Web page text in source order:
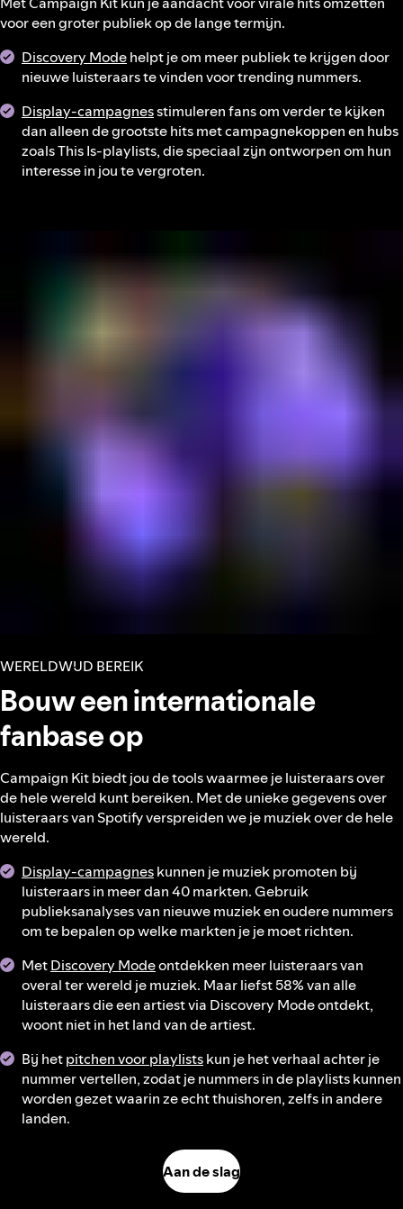
voor een groter publiek op de lange termijn.
Discovery Modehelpt je om meer publiek te krijgen door
nieuwe luisteraars te vinden voor trending nummers.
Display-campagnesstimuleren fans om verder te kijken
dan alleen de grootste hits met campagnekoppen en hubs
zoals This Is-playlists, die speciaal zijn ontworpen om hun
interesse in jou te vergroten.
WERELDWIJD BEREIK
Bouw een internationale
fanbase op
Campaign Kit biedt jou de tools waarmee je luisteraars over
de hele wereld kunt bereiken. Met de unieke gegevens over
luisteraars van Spotify verspreiden we je muziek over de hele
wereld.
Display-campagneskunnen je muziek promoten bij
luisteraars in meer dan 40 markten. Gebruik
publieksanalyses van nieuwe muziek en oudere nummers
om te bepalen op welke markten je je moet richten.
MetDiscovery Modeontdekken meer luisteraars van
overal ter wereld je muziek. Maar liefst 58% van alle
luisteraars die een artiest via Discovery Mode ontdekt,
woont niet in het land van de artiest.
Bij hetpitchen voor playlistskun je het verhaal achter je
nummer vertellen, zodat je nummers in de playlists kunnen
worden gezet waarin ze echt thuishoren, zelfs in andere
landen.
Aan de slag